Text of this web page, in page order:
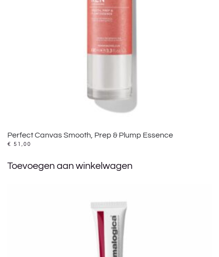
Perfect Canvas Smooth, Prep & Plump Essence
€ 51,00
Toevoegen aan winkelwagen